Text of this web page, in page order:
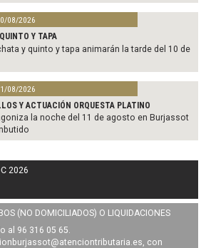
08/2026
Y TAPA
y quinto y tapa animarán la tarde del 10 de
08/2026
Y ACTUACIÓN ORQUESTA PLATINO
la noche del 11 de agosto en Burjassot
2026
(NO DOMICILIADOS) O LIQUIDACIONES
al 96 316 05 65.
, con